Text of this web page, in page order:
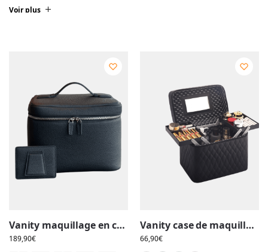
Voir plus
Vanity maquillage en cuir artisanal, colorée, pochettes et compartiments intérieurs
189,90€
Vanity case de maquillage rigide complet multiple compartiment design embossé/matelassé avec miroir
66,90€